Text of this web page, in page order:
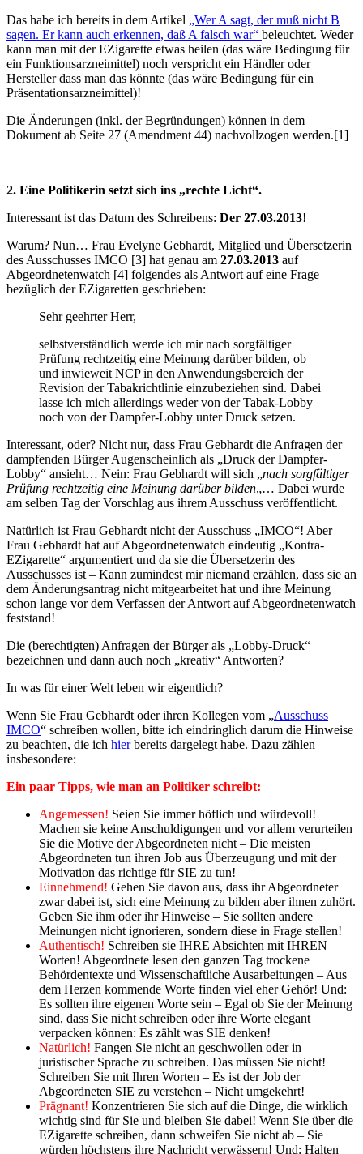
Das habe ich bereits in dem Artikel „Wer A sagt, der muß nicht B
sagen. Er kann auch erkennen, daß A falsch war“ beleuchtet. Weder
kann man mit der EZigarette etwas heilen (das wäre Bedingung für
ein Funktionsarzneimittel) noch verspricht ein Händler oder
Hersteller dass man das könnte (das wäre Bedingung für ein
Präsentationsarzneimittel)!
Die Änderungen (inkl. der Begründungen) können in dem
Dokument ab Seite 27 (Amendment 44) nachvollzogen werden.[1]
2. Eine Politikerin setzt sich ins „rechte Licht“.
Interessant ist das Datum des Schreibens: Der 27.03.2013!
Warum? Nun… Frau Evelyne Gebhardt, Mitglied und Übersetzerin
des Ausschusses IMCO [3] hat genau am 27.03.2013 auf
Abgeordnetenwatch [4] folgendes als Antwort auf eine Frage
bezüglich der EZigaretten geschrieben:
Sehr geehrter Herr,
selbstverständlich werde ich mir nach sorgfältiger
Prüfung rechtzeitig eine Meinung darüber bilden, ob
und inwieweit NCP in den Anwendungsbereich der
Revision der Tabakrichtlinie einzubeziehen sind. Dabei
lasse ich mich allerdings weder von der Tabak-Lobby
noch von der Dampfer-Lobby unter Druck setzen.
Interessant, oder? Nicht nur, dass Frau Gebhardt die Anfragen der
dampfenden Bürger Augenscheinlich als „Druck der Dampfer-
Lobby“ ansieht… Nein: Frau Gebhardt will sich „nach sorgfältiger
Prüfung rechtzeitig eine Meinung darüber bilden„… Dabei wurde
am selben Tag der Vorschlag aus ihrem Ausschuss veröffentlicht.
Natürlich ist Frau Gebhardt nicht der Ausschuss „IMCO“! Aber
Frau Gebhardt hat auf Abgeordnetenwatch eindeutig „Kontra-
EZigarette“ argumentiert und da sie die Übersetzerin des
Ausschusses ist – Kann zumindest mir niemand erzählen, dass sie an
dem Änderungsantrag nicht mitgearbeitet hat und ihre Meinung
schon lange vor dem Verfassen der Antwort auf Abgeordnetenwatch
feststand!
Die (berechtigten) Anfragen der Bürger als „Lobby-Druck“
bezeichnen und dann auch noch „kreativ“ Antworten?
In was für einer Welt leben wir eigentlich?
Wenn Sie Frau Gebhardt oder ihren Kollegen vom „Ausschuss
IMCO“ schreiben wollen, bitte ich eindringlich darum die Hinweise
zu beachten, die ich hierbereits dargelegt habe. Dazu zählen
insbesondere:
Ein paar Tipps, wie man an Politiker schreibt:
Angemessen! Seien Sie immer höflich und würdevoll!
Machen sie keine Anschuldigungen und vor allem verurteilen
Sie die Motive der Abgeordneten nicht – Die meisten
Abgeordneten tun ihren Job aus Überzeugung und mit der
Motivation das richtige für SIE zu tun!
Einnehmend! Gehen Sie davon aus, dass ihr Abgeordneter
zwar dabei ist, sich eine Meinung zu bilden aber ihnen zuhört.
Geben Sie ihm oder ihr Hinweise – Sie sollten andere
Meinungen nicht ignorieren, sondern diese in Frage stellen!
Authentisch! Schreiben sie IHRE Absichten mit IHREN
Worten! Abgeordnete lesen den ganzen Tag trockene
Behördentexte und Wissenschaftliche Ausarbeitungen – Aus
dem Herzen kommende Worte finden viel eher Gehör! Und:
Es sollten ihre eigenen Worte sein – Egal ob Sie der Meinung
sind, dass Sie nicht schreiben oder ihre Worte elegant
verpacken können: Es zählt was SIE denken!
Natürlich! Fangen Sie nicht an geschwollen oder in
juristischer Sprache zu schreiben. Das müssen Sie nicht!
Schreiben Sie mit Ihren Worten – Es ist der Job der
Abgeordneten SIE zu verstehen – Nicht umgekehrt!
Prägnant! Konzentrieren Sie sich auf die Dinge, die wirklich
wichtig sind für Sie und bleiben Sie dabei! Wenn Sie über die
EZigarette schreiben, dann schweifen Sie nicht ab – Sie
würden höchstens ihre Nachricht verwässern! Und: Halten